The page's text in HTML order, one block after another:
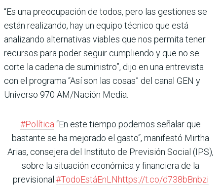
“Es una preocupación de todos, pero las gestiones se
están realizando, hay un equipo técnico que está
analizando alternativas viables que nos permita tener
recursos para poder seguir cumpliendo y que no se
corte la cadena de suministro”, dijo en una entrevista
con el programa “Así son las cosas” del canal GEN y
Universo 970 AM/Nación Media.
#Política “En este tiempo podemos señalar que
bastante se ha mejorado el gasto“, manifestó Mirtha
Arias, consejera del Instituto de Previsión Social (IPS),
sobre la situación económica y financiera de la
previsional.#TodoEstáEnLNhttps://t.co/d738bBnbzi